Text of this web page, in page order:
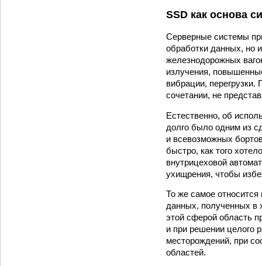
SSD как основа
Серверные системы
обработки данных, но
железнодорожных
излучения,
вибрации,
сочетании, не
Естественно, об
долго было одним из
и всевозможных
быстро, как того
внутрицеховой
ухищрения, чтобы
То же самое
данных, полученных в
этой сферой область
и при решении целого
месторождений, при
областей.